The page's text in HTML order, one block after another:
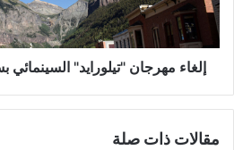
جائحة
كورونا
إلغاء مهرجان "تيلورايد"
مقالات ذات صلة